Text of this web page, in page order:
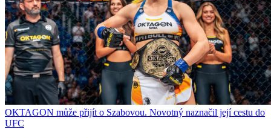
OKTAGON může přijít o Szabovou. Novotný naznačil její cestu do
UFC